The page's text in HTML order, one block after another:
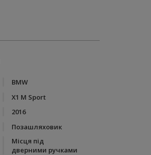
BMW
X1 M Sport
2016
Позашляховик
Місця під
дверними ручками